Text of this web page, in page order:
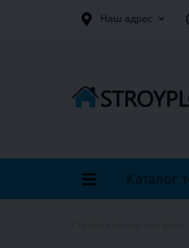
Наш адрес
Каталог